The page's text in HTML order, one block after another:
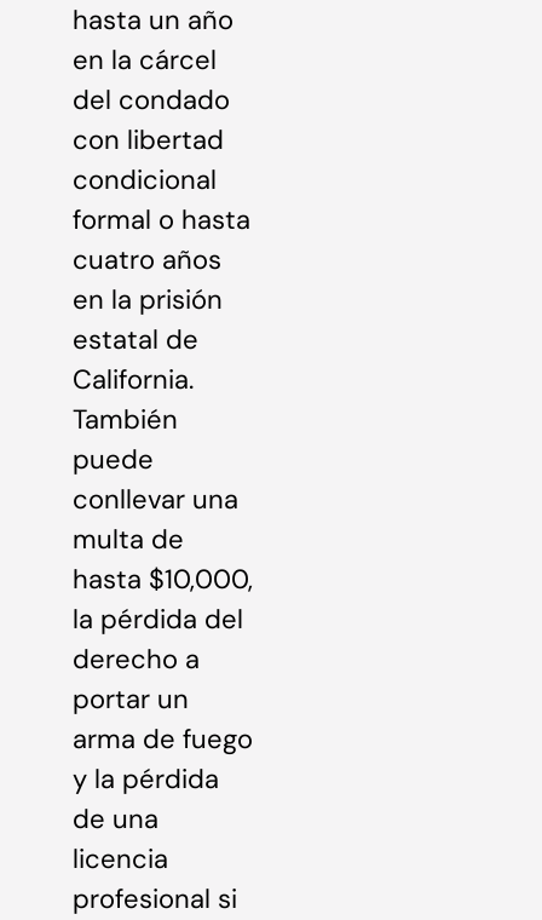
hasta un año
en la cárcel
del condado
con libertad
condicional
formal o hasta
cuatro años
en la prisión
estatal de
California.
También
puede
conllevar una
multa de
hasta $10,000,
la pérdida del
derecho a
portar un
arma de fuego
y la pérdida
de una
licencia
profesional si